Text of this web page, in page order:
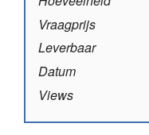
Vraagprijs
Leverbaar
Datum
Views